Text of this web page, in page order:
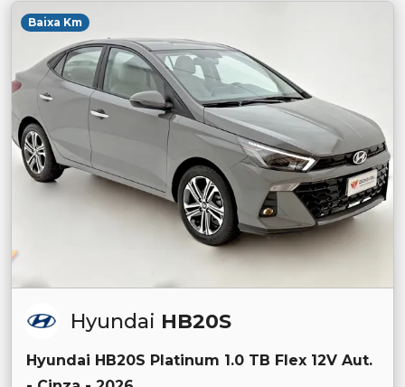
Baixa Km
Hyundai HB20S
Hyundai HB20S Platinum 1.0 TB Flex 12V Aut.